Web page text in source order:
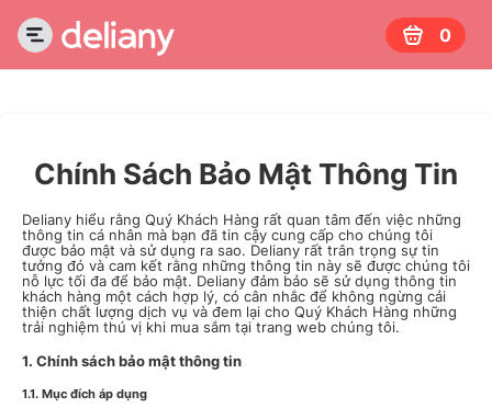
0
Chính Sách Bảo Mật Thông Tin
Deliany hiểu rằng Quý Khách Hàng rất quan tâm đến việc những
thông tin cá nhân mà bạn đã tin cậy cung cấp cho chúng tôi
được bảo mật và sử dụng ra sao. Deliany rất trân trọng sự tin
tưởng đó và cam kết rằng những thông tin này sẽ được chúng tôi
nỗ lực tối đa để bảo mật. Deliany đảm bảo sẽ sử dụng thông tin
khách hàng một cách hợp lý, có cân nhắc để không ngừng cải
thiện chất lượng dịch vụ và đem lại cho Quý Khách Hàng những
trải nghiệm thú vị khi mua sắm tại trang web chúng tôi.
1. Chính sách bảo mật thông tin
1.1. Mục đích áp dụng